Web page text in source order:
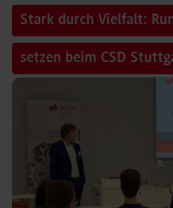
Stark durch Vielfalt:
setzen beim CSD